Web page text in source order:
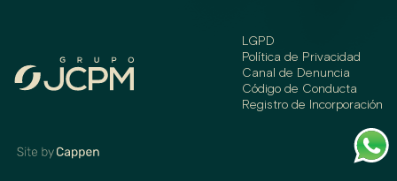
LGPD
Política de Privacidad
Canal de Denuncia
Código de Conducta
Registro de Incorporación